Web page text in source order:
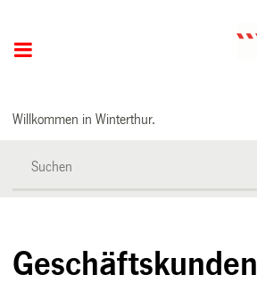
Willkommen in Winterthur.
Geschäftskunden